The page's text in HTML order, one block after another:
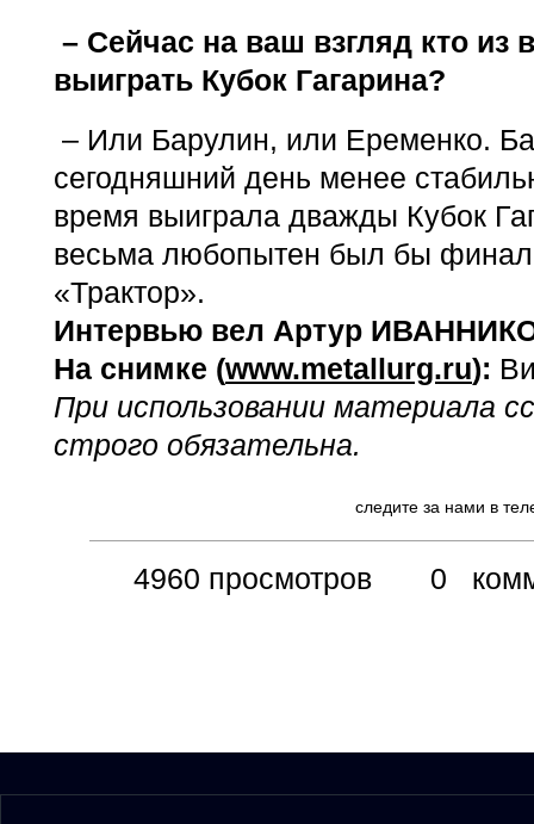
– Сейчас на ваш взгляд кто из
выиграть Кубок Гагарина?
– Или Барулин, или Еременко.
сегодняшний день менее
время выиграла дважды Кубок
весьма любопытен был бы
«Трактор».
Интервью вел Артур
На снимке (www.metallurg.ru):
При использовании материала
строго обязательна.
следите за нами в
4960 просмотров 0